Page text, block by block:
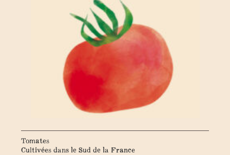
Tomates
Cultivées dans le Sud de la France